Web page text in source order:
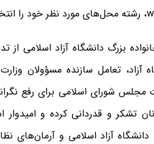
، رشته محل‌های مورد نظر خود را
بزرگ دانشگاه آزاد اسلامی از
تعامل سازنده مسؤولان
شورای اسلامی برای رفع
تشکر و قدردانی کرده و
آزاد اسلامی و آرمان‌های